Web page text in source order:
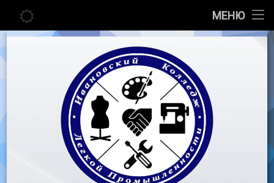
МЕНЮ
Главная
Педагогу
Перейти
содержимому